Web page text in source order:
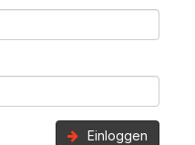
Einloggen